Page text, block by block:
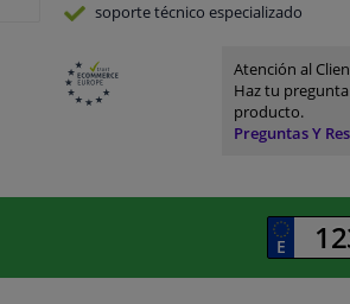
soporte técnico especializado
Atención al
Haz tu
producto.
Preguntas Y